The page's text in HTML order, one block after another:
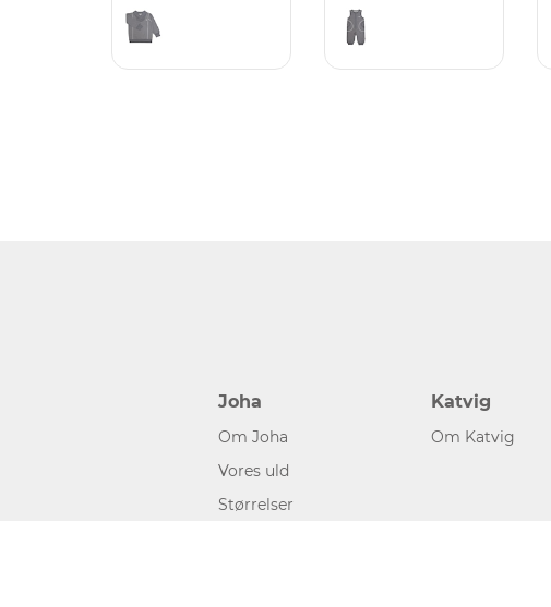
Joha
Om Joha
Vores uld
Størrelser
Katvig
Om Katvig